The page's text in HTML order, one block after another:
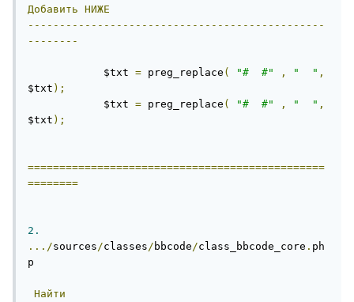
Добавить НИЖЕ
-----------------------------------------------
--------
$txt = preg_replace ( "#  #" , "  " ,
$txt );
$txt = preg_replace ( "#  #" , "  " ,
$txt );
===============================================
========
2.
.../sources /classes / bbcode /class_bbcode_core . ph
p
Найти